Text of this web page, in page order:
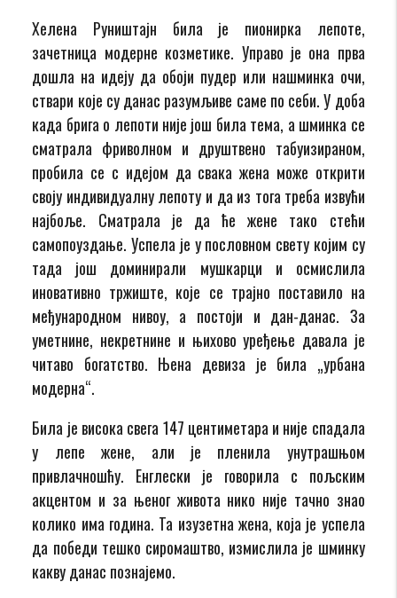
Хелена Руништајн била је пионирка лепоте,
зачетница модерне козметике. Управо је она прва
дошла на идеју да обоји пудер или нашминка очи,
ствари које су данас разумљиве саме по себи. У доба
када брига о лепоти није још била тема, а шминка се
сматрала фриволном и друштвено табуизираном,
пробила се с идејом да свака жена може открити
своју индивидуалну лепоту и да из тога треба извући
најбоље. Сматрала је да ће жене тако стећи
самопоуздање. Успела је у пословном свету којим су
тада још доминирали мушкарци и осмислила
иновативно тржиште, које се трајно поставило на
међународном нивоу, а постоји и дан-данас. За
уметнине, некретнине и њихово уређење давала је
читаво богатство. Њена девиза је била „урбана
модерна“.
Била је висока свега 147 центиметара и није спадала
у лепе жене, али је пленила унутрашњом
привлачношћу. Енглески је говорила с пољским
акцентом и за њеног живота нико није тачно знао
колико има година. Та изузетна жена, која је успела
да победи тешко сиромаштво, измислила је шминку
какву данас познајемо.